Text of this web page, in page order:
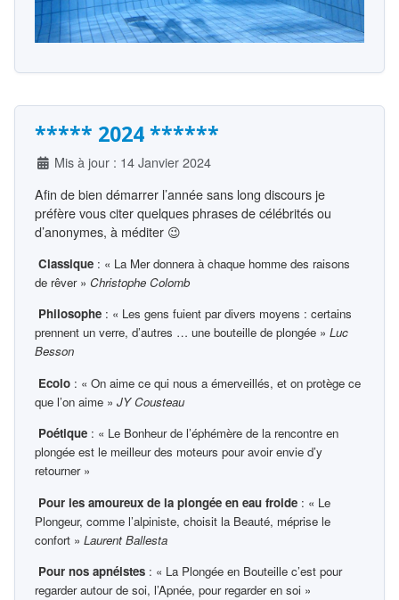
***** 2024 ******
DétailsMis à jour : 14 Janvier 2024
Afin de bien démarrer l’année sans long discours je
préfère vous citer quelques phrases de célébrités ou
d’anonymes, à méditer 😉
Classique : « La Mer donnera à chaque homme des raisons
de rêver » Christophe Colomb
Philosophe : « Les gens fuient par divers moyens : certains
prennent un verre, d’autres … une bouteille de plongée » Luc
Besson
Ecolo : « On aime ce qui nous a émerveillés, et on protège ce
que l’on aime » JY Cousteau
Poétique : « Le Bonheur de l’éphémère de la rencontre en
plongée est le meilleur des moteurs pour avoir envie d’y
retourner »
Pour les amoureux de la plongée en eau froide : « Le
Plongeur, comme l’alpiniste, choisit la Beauté, méprise le
confort » Laurent Ballesta
Pour nos apnéistes : « La Plongée en Bouteille c’est pour
regarder autour de soi, l’Apnée, pour regarder en soi »